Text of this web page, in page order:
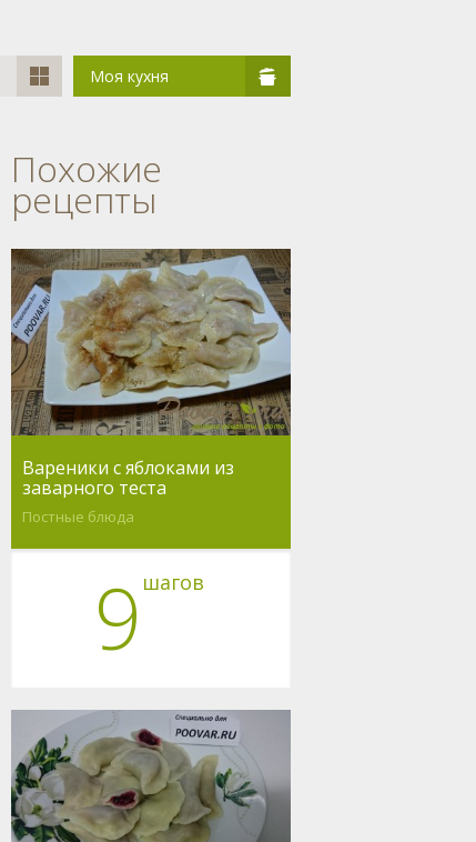
Моя кухня
Похожие
рецепты
Вареники с яблоками из
заварного теста
Постные блюда
9 шагов